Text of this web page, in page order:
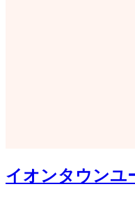
イオンタウンユ